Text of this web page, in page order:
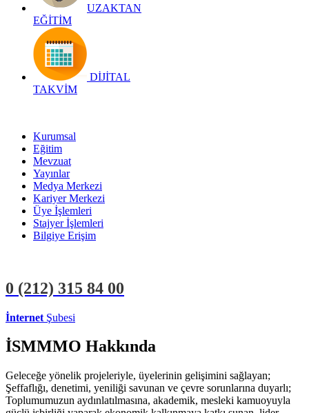
UZAKTAN
EĞİTİM
DİJİTAL
TAKVİM
Kurumsal
Eğitim
Mevzuat
Yayınlar
Medya Merkezi
Kariyer Merkezi
Üye İşlemleri
Stajyer İşlemleri
Bilgiye Erişim
0 (212) 315 84 00
İnternet Şubesi
İSMMMO Hakkında
Geleceğe yönelik projeleriyle, üyelerinin gelişimini sağlayan;
Şeffaflığı, denetimi, yeniliği savunan ve çevre sorunlarına duyarlı;
Toplumumuzun aydınlatılmasına, akademik, mesleki kamuoyuyla